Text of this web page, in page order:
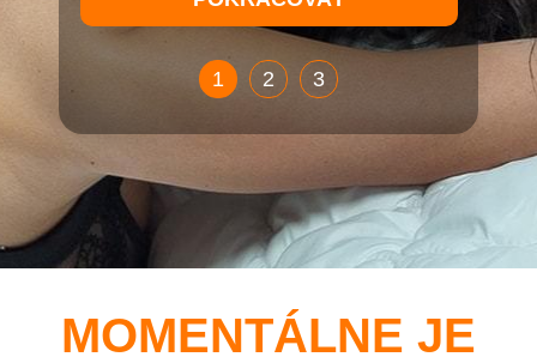
1 2 3
MOMENTÁLNE JE